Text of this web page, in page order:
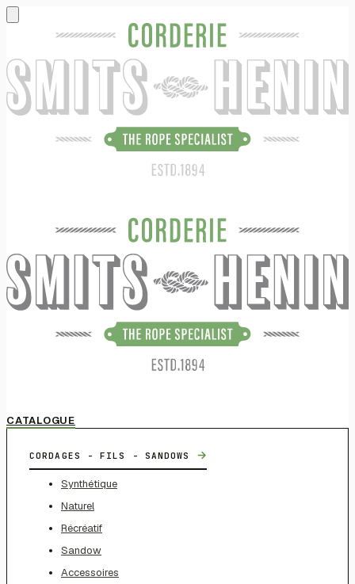
CATALOGUE
CORDAGES - FILS - SANDOWS →
Synthétique
Naturel
Récréatif
Sandow
Accessoires